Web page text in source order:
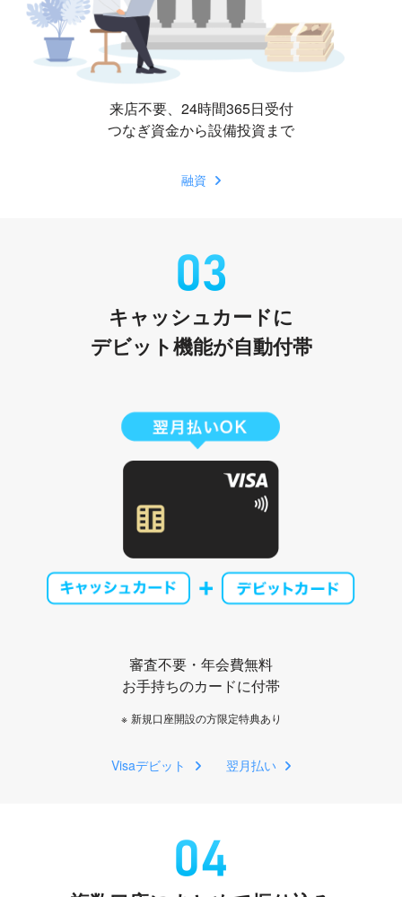
来店不要、24時間365日受付
つなぎ資金から設備投資まで
融資
キャッシュカードに
デビット機能が自動付帯
審査不要・年会費無料
お手持ちのカードに付帯
※ 新規口座開設の方限定特典あり
Visaデビット 翌月払い